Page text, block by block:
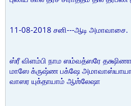
11-08-2018 சனி---ஆடி அமாவாசை.
ஸ்ரீ விளம்பி நாம ஸம்வத்ஸரே
மாஸே க்ருஷ்ண பக்ஷே
வாஸர யுக்தாயாம் ஆஶ்லேஷா